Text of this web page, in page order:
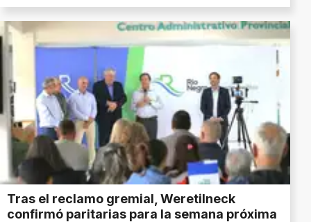
Tras el reclamo gremial, Weretilneck
confirmó paritarias para la semana próxima